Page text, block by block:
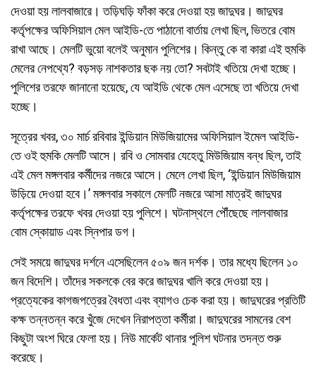
দেওয়া হয় লালবাজারে। তড়িঘড়ি ফাঁকা করে দেওয়া হয় জাদুঘর। জাদুঘর
কর্তৃপক্ষের অফিসিয়াল মেল আইডি-তে পাঠানো বার্তায় লেখা ছিল, ভিতরে বোম
রাখা আছে। মেলটি ভুয়ো বলেই অনুমান পুলিশের। কিন্তু কে বা কারা এই হুমকি
মেলের নেপথ্যে? বড়সড় নাশকতার ছক নয় তো? সবটাই খতিয়ে দেখা হচ্ছে।
পুলিশের তরফে জানানো হয়েছে, যে আইডি থেকে মেল এসেছে তা খতিয়ে দেখা
হচ্ছে।
সূত্রের খবর, ৩০ মার্চ রবিবার ইন্ডিয়ান মিউজিয়ামের অফিসিয়াল ইমেল আইডি-
তে ওই হুমকি মেলটি আসে। রবি ও সোমবার যেহেতু মিউজিয়াম বন্ধ ছিল, তাই
এই মেল মঙ্গলবার কর্মীদের নজরে আসে। মেলে লেখা ছিল, ‘ইন্ডিয়ান মিউজিয়াম
উড়িয়ে দেওয়া হবে।’ মঙ্গলবার সকালে মেলটি নজরে আসা মাত্রই জাদুঘর
কর্তৃপক্ষের তরফে খবর দেওয়া হয় পুলিশে। ঘটনাস্থলে পৌঁছেছে লালবাজার
বোম স্কোয়াড এবং স্নিপার ডগ।
সেই সময়ে জাদুঘর দর্শনে এসেছিলেন ৫০৯ জন দর্শক। তার মধ্যে ছিলেন ১০
জন বিদেশি। তাঁদের সকলকে বের করে জাদুঘর খালি করে দেওয়া হয়।
প্রত্যেকের কাগজপত্রের বৈধতা এবং ব্যাগও চেক করা হয়। জাদুঘরের প্রতিটি
কক্ষ তন্নতন্ন করে খুঁজে দেখেন নিরাপত্তা কর্মীরা। জাদুঘরের সামনের বেশ
কিছুটা অংশ ঘিরে ফেলা হয়। নিউ মার্কেট থানার পুলিশ ঘটনার তদন্ত শুরু
করেছে।